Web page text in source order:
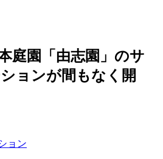
庭園「由志園」のサ
ョンが間もなく開
ョン